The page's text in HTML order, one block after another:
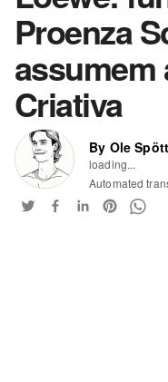
Proenza
assumem
Criativa
By Ole
loading...
Automated